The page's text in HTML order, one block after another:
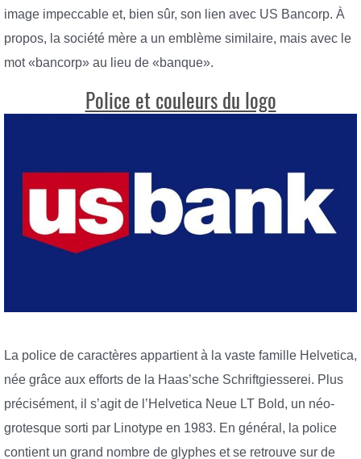
image impeccable et, bien sûr, son lien avec US Bancorp. À
propos, la société mère a un emblème similaire, mais avec le
mot «bancorp» au lieu de «banque».
Police et couleurs du logo
La police de caractères appartient à la vaste famille Helvetica,
née grâce aux efforts de la Haas’sche Schriftgiesserei. Plus
précisément, il s’agit de l’Helvetica Neue LT Bold, un néo-
grotesque sorti par Linotype en 1983. En général, la police
contient un grand nombre de glyphes et se retrouve sur de